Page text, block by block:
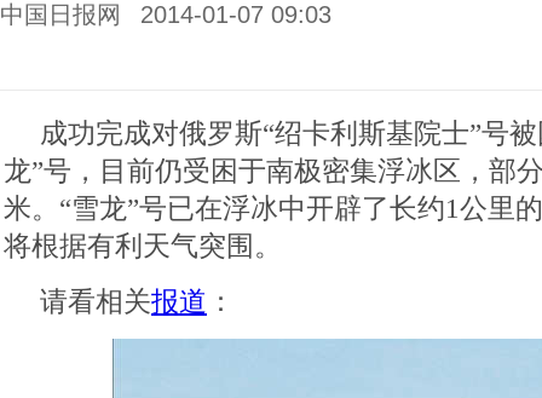
中国日报网 2014-01-07 09:03
成功完成对俄罗斯“绍卡利斯基院士”号
龙”号，目前仍受困于南极密集浮冰区，部
米。“雪龙”号已在浮冰中开辟了长约1公里
将根据有利天气突围。
请看相关报道 ：